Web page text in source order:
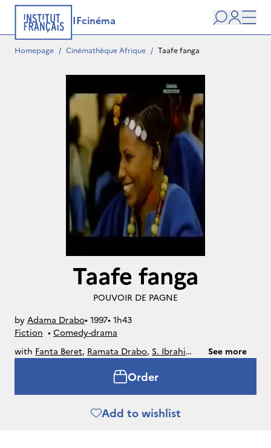
IFcinéma
Search
user
Homepage / Cinémathèque Afrique / Taafe fanga
Taafe fanga
POUVOIR DE PAGNE
by Adama Drabo• 1997• 1h43
Fiction • Comedy-drama
with Fanta Beret, Ramata Drabo, S. Ibrahim
See more
Order
Add to wishlist